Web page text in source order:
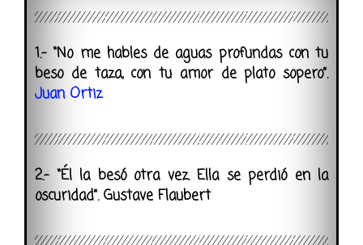
1.- “No me hables de aguas profundas con tu
beso de taza, con tu amor de plato sopero”.
Juan Ortiz
2.- “Él la besó otra vez. Ella se perdió en la
oscuridad”. Gustave Flaubert